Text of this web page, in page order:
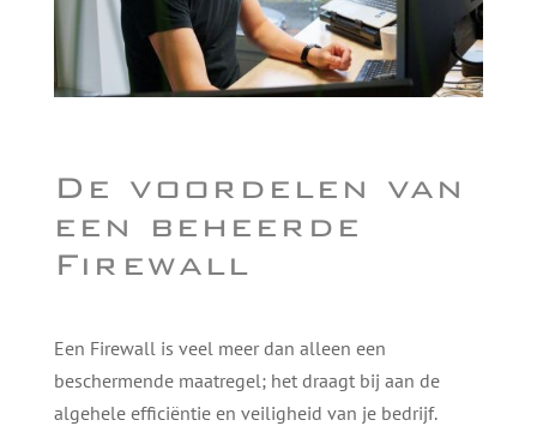
De voordelen van
een beheerde
Firewall
Een Firewall is veel meer dan alleen een
beschermende maatregel; het draagt bij aan de
algehele efficiëntie en veiligheid van je bedrijf.